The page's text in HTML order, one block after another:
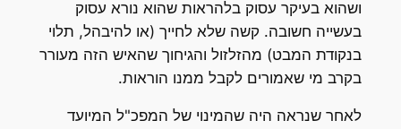
ושהוא בעיקר עסוק בלהראות שהוא נורא עסוק
בעשייה חשובה. קשה שלא לחייך (או להיבהל, תלוי
בנקודת המבט) מהזלזול והגיחוך שהאיש הזה מעורר
בקרב מי שאמורים לקבל ממנו הוראות.
לאחר שנראה היה שהמינוי של המפכ"ל המיועד